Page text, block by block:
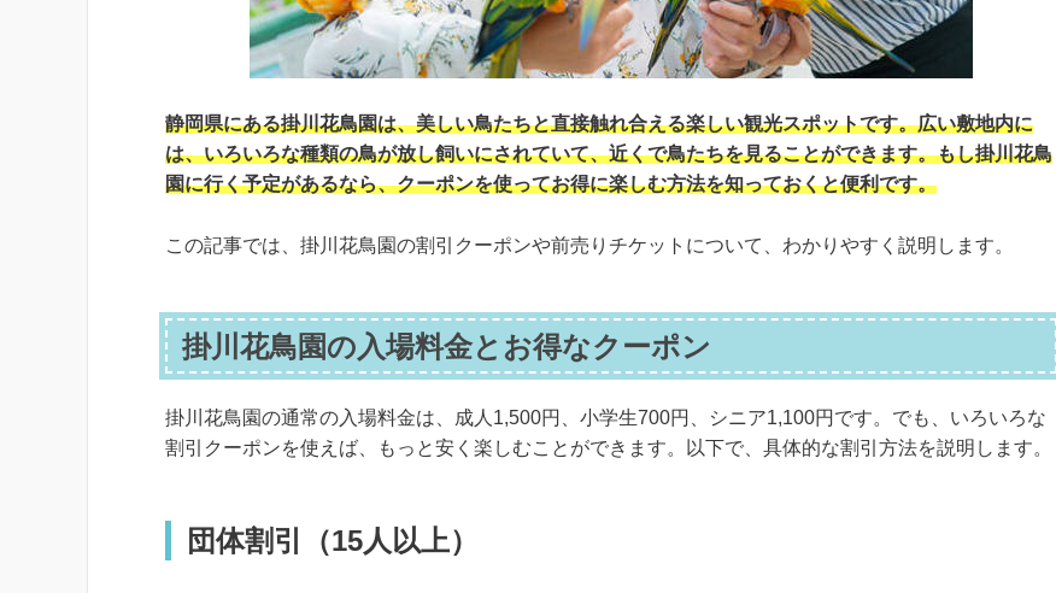
静岡県にある掛川花鳥園は、美しい鳥たちと直接触れ合える楽しい観光スポットです。広い敷地内に
は、いろいろな種類の鳥が放し飼いにされていて、近くで鳥たちを見ることができます。もし掛川花鳥
園に行く予定があるなら、クーポンを使ってお得に楽しむ方法を知っておくと便利です。
この記事では、掛川花鳥園の割引クーポンや前売りチケットについて、わかりやすく説明します。
掛川花鳥園の入場料金とお得なクーポン
掛川花鳥園の通常の入場料金は、成人1,500円、小学生700円、シニア1,100円です。でも、いろいろな
割引クーポンを使えば、もっと安く楽しむことができます。以下で、具体的な割引方法を説明します。
団体割引（15人以上）